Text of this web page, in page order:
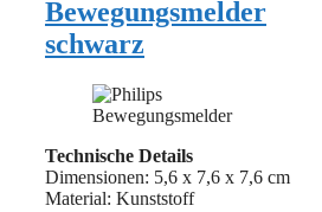
Bewegungsmelder
schwarz
Technische Details
Dimensionen: ‎5,6 x 7,6 x 7,6 cm
Material: Kunststoff